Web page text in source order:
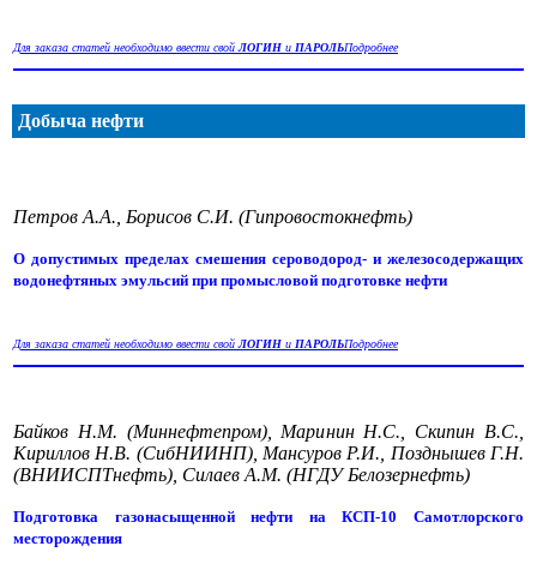
Для заказа статей необходимо ввести свойЛОГИН и ПАРОЛЬПодробнее
Добыча нефти
Петров А.А., Борисов С.И. (Гипровостокнефть)
О допустимых пределах смешения сероводород- и железосодержащих
водонефтяных эмульсий при промысловой подготовке нефти
Для заказа статей необходимо ввести свойЛОГИН и ПАРОЛЬПодробнее
Байков Н.М. (Миннефтепром), Маринин Н.С., Скипин В.С.,
Кириллов Н.В. (СибНИИНП), Мансуров Р.И., Позднышев Г.Н.
(ВНИИСПТнефть), Силаев А.М. (НГДУ Белозернефть)
Подготовка газонасыщенной нефти на КСП-10 Самотлорского
месторождения